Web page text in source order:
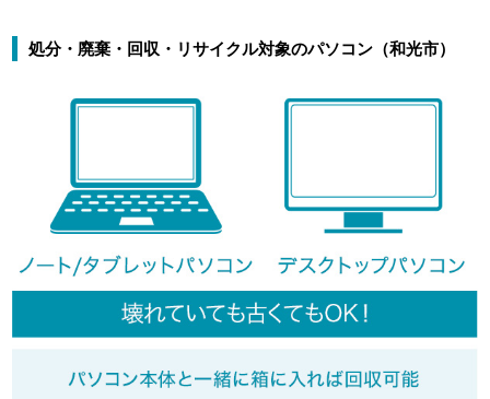
処分・廃棄・回収・リサイクル対象のパソコン（和光市）